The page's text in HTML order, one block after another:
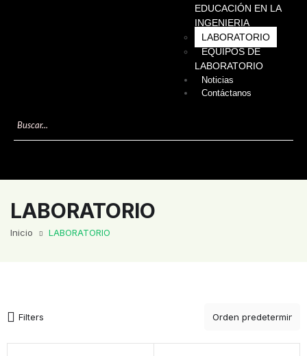
EDUCACIÓN EN LA
INGENIERIA
LABORATORIO
EQUIPOS DE
LABORATORIO
Noticias
Contáctanos
LABORATORIO
Inicio LABORATORIO
Filters